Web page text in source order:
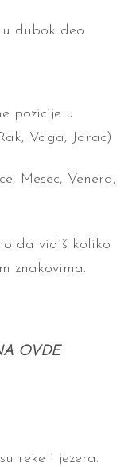
dubok deo
pozicije u
Vaga, Jarac)
Mesec, Venera,
da vidiš koliko
znakovima.
OVDE
reke i jezera.